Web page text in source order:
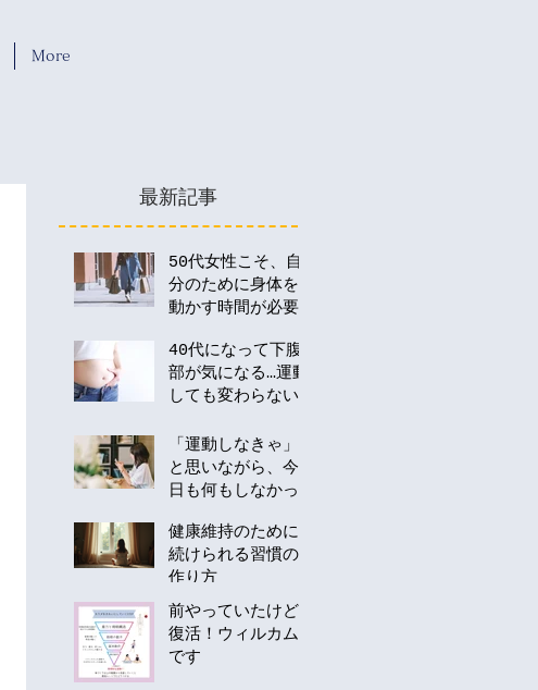
More
最新記事
50代女性こそ、自
分のために身体を
動かす時間が必要
40代になって下腹
部が気になる…運動
しても変わらない
「運動しなきゃ」
と思いながら、今
日も何もしなかっ
代・50代の運動は
何から始める？
健康維持のために
続けられる習慣の
作り方
前やっていたけど
復活！ウィルカム
です